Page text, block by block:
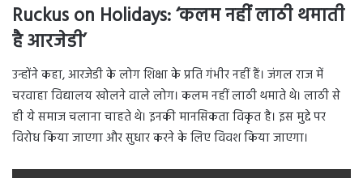
Ruckus on Holidays: ‘कलम नहीं लाठी थमाती
है आरजेडी’
उन्होंने कहा, आरजेडी के लोग शिक्षा के प्रति गंभीर नहीं हैं। जंगल राज में
चरवाहा विद्यालय खोलने वाले लोग। कलम नहीं लाठी थमाते थे। लाठी से
ही ये समाज चलाना चाहते थे। इनकी मानसिकता विकृत है। इस मुद्दे पर
विरोध किया जाएगा और सुधार करने के लिए विवश किया जाएगा।